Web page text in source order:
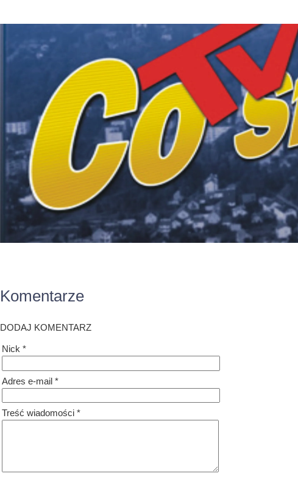
Komentarze
DODAJ KOMENTARZ
Nick *
Adres e-mail *
Treść wiadomości *